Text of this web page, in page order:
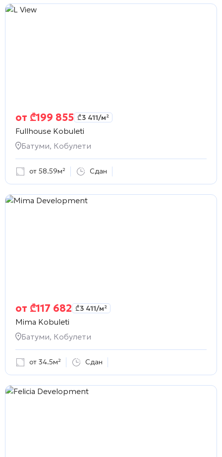
от ₾199 855 ₾3 411/м²
Fullhouse Kobuleti
Батуми, Кобулети
от 58.59м² Сдан
от ₾117 682 ₾3 411/м²
Mima Kobuleti
Батуми, Кобулети
от 34.5м² Сдан